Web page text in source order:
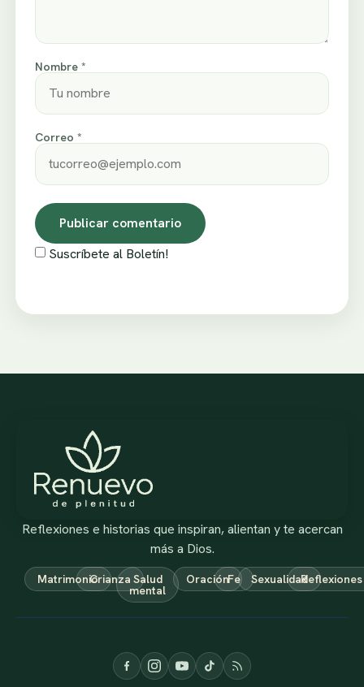
Nombre *
Correo *
Suscríbete al Boletín!
Reflexiones e historias que inspiran, alientan y te acercan
más a Dios.
MatrimonioCrianza Salud
mental
OraciónFe SexualidadReflexiones